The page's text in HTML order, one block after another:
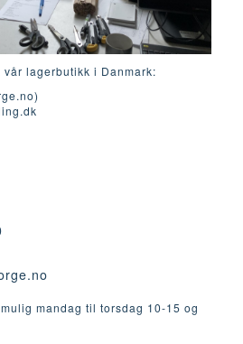
lagerbutikk i Danmark:
mandag til torsdag 10-15 og